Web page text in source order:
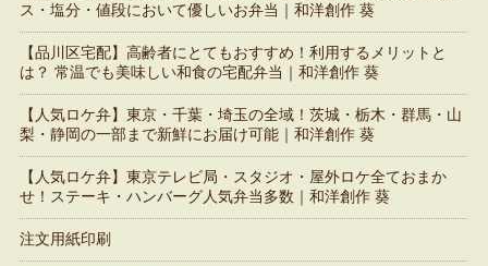
ス・塩分・値段において優しいお弁当｜和洋創作 葵
【品川区宅配】高齢者にとてもおすすめ！利用するメリットと
は？ 常温でも美味しい和食の宅配弁当｜和洋創作 葵
【人気ロケ弁】東京・千葉・埼玉の全域！茨城・栃木・群馬・山
梨・静岡の一部まで新鮮にお届け可能｜和洋創作 葵
【人気ロケ弁】東京テレビ局・スタジオ・屋外ロケ全ておまか
せ！ステーキ・ハンバーグ人気弁当多数｜和洋創作 葵
注文用紙印刷